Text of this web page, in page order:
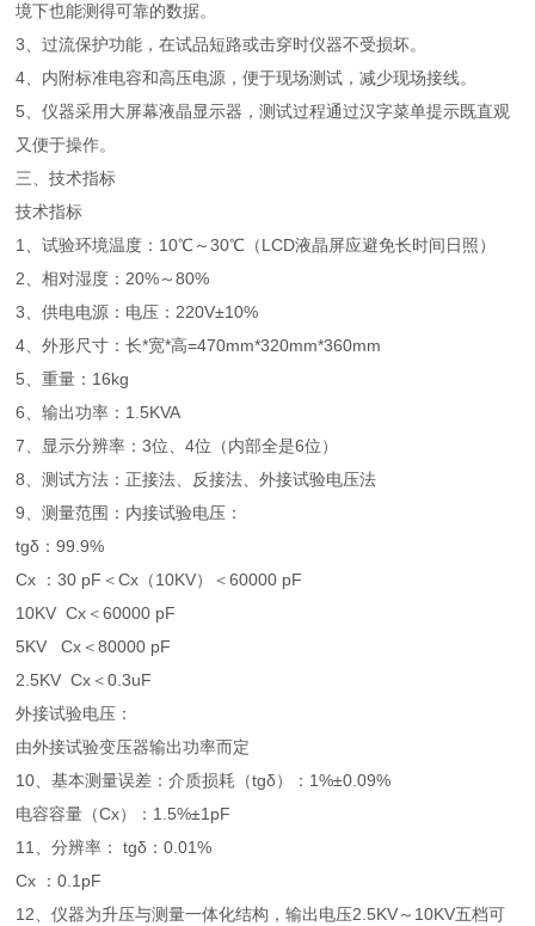
境下也能测得可靠的数据。
3、过流保护功能，在试品短路或击穿时仪器不受损坏。
4、内附标准电容和高压电源，便于现场测试，减少现场接线。
5、仪器采用大屏幕液晶显示器，测试过程通过汉字菜单提示既直观
又便于操作。
三、技术指标
技术指标
1、试验环境温度：10℃～30℃（LCD液晶屏应避免长时间日照）
2、相对湿度：20%～80%
3、供电电源：电压：220V±10%
4、外形尺寸：长*宽*高=470mm*320mm*360mm
5、重量：16kg
6、输出功率：1.5KVA
7、显示分辨率：3位、4位（内部全是6位）
8、测试方法：正接法、反接法、外接试验电压法
9、测量范围：内接试验电压：
tgδ：99.9%
Cx ：30 pF＜Cx（10KV）＜60000 pF
10KV Cx＜60000 pF
5KV Cx＜80000 pF
2.5KV Cx＜0.3uF
外接试验电压：
由外接试验变压器输出功率而定
10、基本测量误差：介质损耗（tgδ）：1%±0.09%
电容容量（Cx）：1.5%±1pF
11、分辨率： tgδ：0.01%
Cx ：0.1pF
12、仪器为升压与测量一体化结构，输出电压2.5KV～10KV五档可